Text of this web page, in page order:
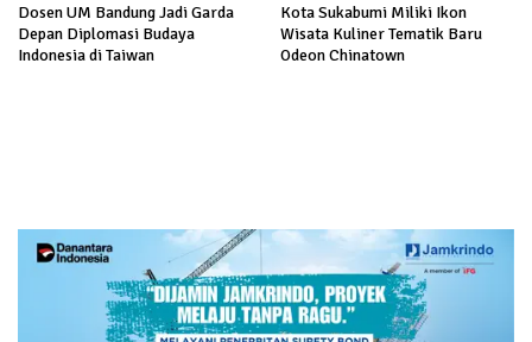
Dosen UM Bandung Jadi Garda
Depan Diplomasi Budaya
Indonesia di Taiwan
Kota Sukabumi Miliki Ikon
Wisata Kuliner Tematik Baru
Odeon Chinatown